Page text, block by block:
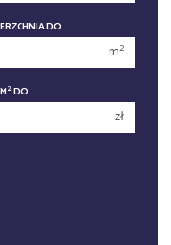
DO
m2
2DO
zł